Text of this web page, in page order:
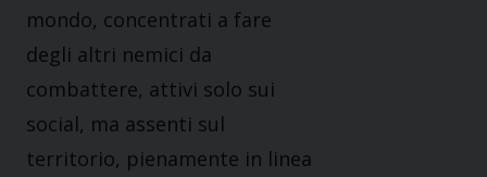
mondo, concentrati a fare
degli altri nemici da
combattere, attivi solo sui
social, ma assenti sul
territorio, pienamente in linea